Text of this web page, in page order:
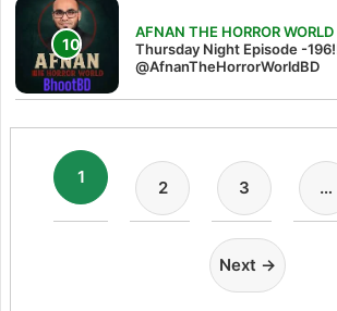
AFNAN THE HORROR WORLD
Thursday Night Episode -
@AfnanTheHorrorWorldBD
1
2 3 …
Next →